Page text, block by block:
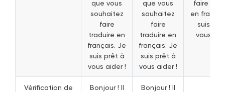
que vous
souhaitez
faire
traduire en
français. Je
suis prêt à
vous aider !
que vous
souhaitez
faire
traduire en
français. Je
suis prêt à
vous aider !
faire
en
suis
vous
Vérification de
Bonjour ! Il
Bonjour ! Il